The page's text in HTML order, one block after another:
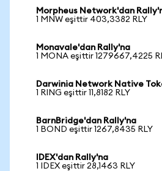
Morpheus Network'dan
1 MNW eşittir 403,3382 RLY
Monavale'dan Rally'na
1 MONA eşittir 1279667,4225
Darwinia Network Native
1 RING eşittir 11,8182 RLY
BarnBridge'dan Rally'na
1 BOND eşittir 1267,8435 RLY
IDEX'dan Rally'na
1 IDEX eşittir 28,1463 RLY